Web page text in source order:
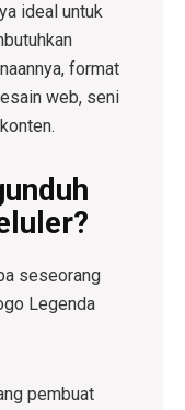
ideal untuk
format
web, seni
seseorang
Legenda
pembuat